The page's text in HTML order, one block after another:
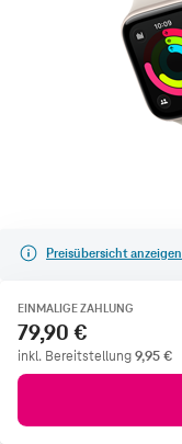
Preisübersicht anzeigen
EINMALIGE ZAHLUNG
79,90 €
inkl. Bereitstellung9,95€